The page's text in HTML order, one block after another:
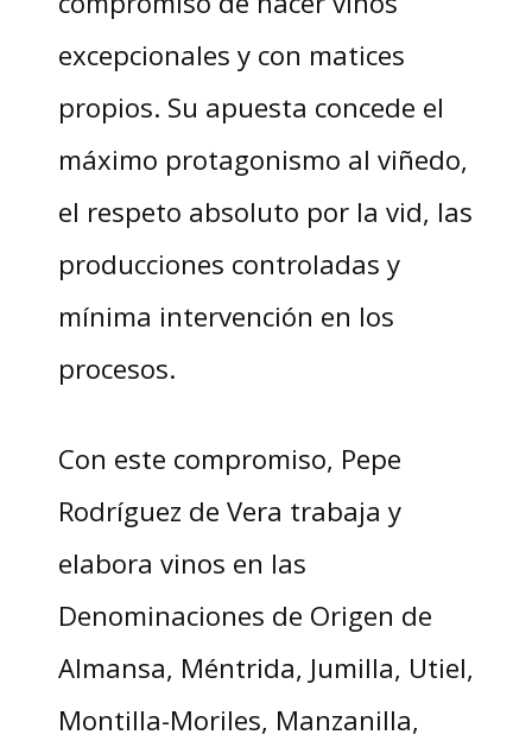
excepcionales y con matices
propios. Su apuesta concede el
máximo protagonismo al viñedo,
el respeto absoluto por la vid, las
producciones controladas y
mínima intervención en los
procesos.
Con este compromiso, Pepe
Rodríguez de Vera trabaja y
elabora vinos en las
Denominaciones de Origen de
Almansa, Méntrida, Jumilla, Utiel,
Montilla-Moriles, Manzanilla,